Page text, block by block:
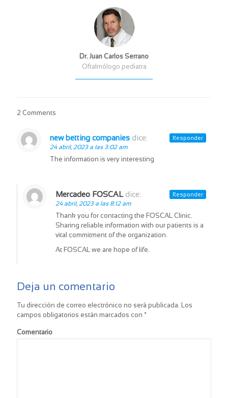
Dr. Juan Carlos Serrano
Oftalmólogo pediatra
2 Comments
new betting companies dice:
24 abril, 2023 a las 3:02 am
The information is very interesting
Responder
Mercadeo FOSCAL dice:
24 abril, 2023 a las 8:12 am
Thank you for contacting the FOSCAL Clinic.
Sharing reliable information with our patients is a
vital commitment of the organization.
At FOSCAL we are hope of life.
Responder
Deja un comentario
Tu dirección de correo electrónico no será publicada.
Los
campos obligatorios están marcados con *
Comentario